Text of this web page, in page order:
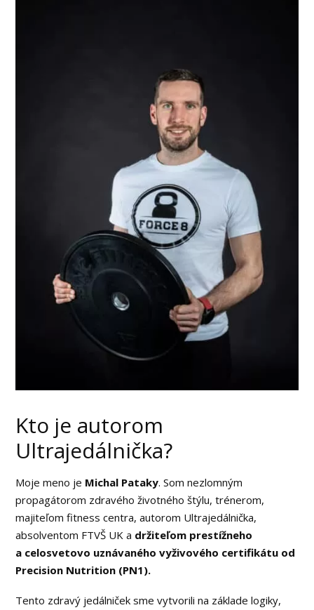
Kto je autorom
Ultrajedálnička?
Moje meno je Michal Pataky. Som nezlomným
propagátorom zdravého životného štýlu, trénerom,
majiteľom fitness centra, autorom Ultrajedálnička,
absolventom FTVŠ UK a držiteľom prestížneho
a celosvetovo uznávaného vyživového certifikátu od
Precision Nutrition (PN1).
Tento zdravý jedálniček sme vytvorili na základe logiky,